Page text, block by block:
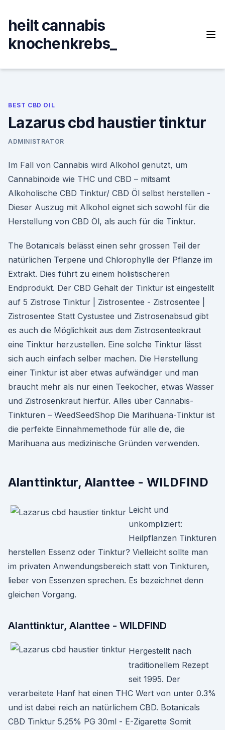
content
heilt cannabis
knochenkrebs_
BEST CBD OIL
Lazarus cbd haustier tinktur
ADMINISTRATOR
Im Fall von Cannabis wird Alkohol genutzt, um
Cannabinoide wie THC und CBD – mitsamt
Alkoholische CBD Tinktur/ CBD Öl selbst herstellen -
Dieser Auszug mit Alkohol eignet sich sowohl für die
Herstellung von CBD Öl, als auch für die Tinktur.
The Botanicals belässt einen sehr grossen Teil der
natürlichen Terpene und Chlorophylle der Pflanze im
Extrakt. Dies führt zu einem holistischeren
Endprodukt. Der CBD Gehalt der Tinktur ist eingestellt
auf 5 Zistrose Tinktur | Zistrosentee - Zistrosentee |
Zistrosentee Statt Cystustee und Zistrosenabsud gibt
es auch die Möglichkeit aus dem Zistrosenteekraut
eine Tinktur herzustellen. Eine solche Tinktur lässt
sich auch einfach selber machen. Die Herstellung
einer Tinktur ist aber etwas aufwändiger und man
braucht mehr als nur einen Teekocher, etwas Wasser
und Zistrosenkraut hierfür. Alles über Cannabis-
Tinkturen – WeedSeedShop Die Marihuana-Tinktur ist
die perfekte Einnahmemethode für alle die, die
Marihuana aus medizinische Gründen verwenden.
Alanttinktur, Alanttee - WILDFIND
Leicht und
unkompliziert:
Heilpflanzen Tinkturen
herstellen Essenz oder Tinktur? Vielleicht sollte man
im privaten Anwendungsbereich statt von Tinkturen,
lieber von Essenzen sprechen. Es bezeichnet denn
gleichen Vorgang.
Alanttinktur, Alanttee - WILDFIND
Hergestellt nach
traditionellem Rezept
seit 1995. Der
verarbeitete Hanf hat einen THC Wert von unter 0.3%
und ist dabei reich an natürlichem CBD. Botanicals
CBD Tinktur 5.25% PG 30ml - E-Zigarette Somit